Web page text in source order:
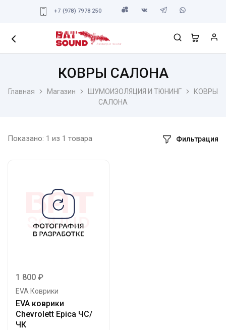
+7 (978) 7978 250
Главная Магазин ШУМОИЗОЛЯЦИЯ И ТЮНИНГ
КОВРЫ
САЛОНА
КОВРЫ САЛОНА
Показано: 1 из 1 товара Фильтрация
1 800 ₽
EVA Коврики
EVA коврики
Chevrolett Epica ЧС/
ЧК